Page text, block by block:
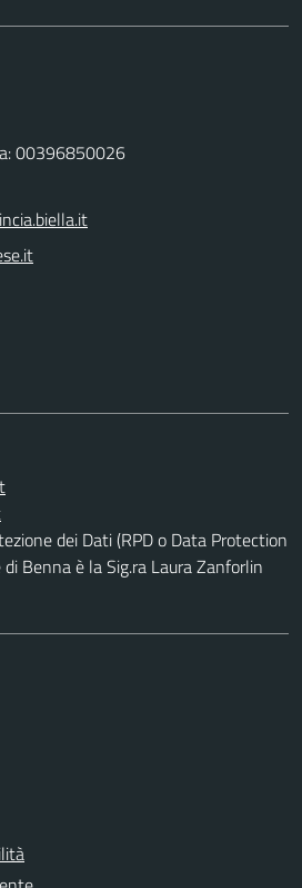
00396850026
dei Dati (RPD o Data Protection
Benna è la Sig.ra Laura Zanforlin